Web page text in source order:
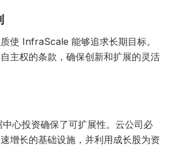
使 InfraScale 能够追求长期目标。
主权的条款，确保创新和扩展的灵活
心投资确保了可扩展性。云公司必
增长的基础设施，并利用成长股为资